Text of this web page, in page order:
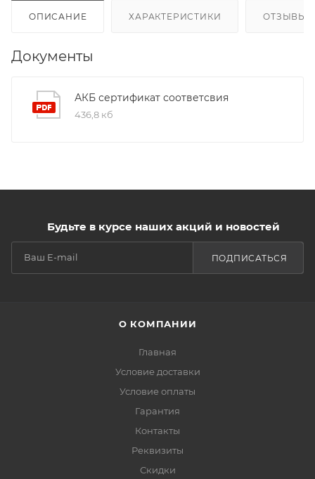
ОПИСАНИЕ ХАРАКТЕРИСТИКИ ОТЗЫВЫ
Документы
АКБ сертификат соответсвия
436,8 кб
Будьте в курсе наших акций и новостей
ПОДПИСАТЬСЯ
О КОМПАНИИ
Главная
Условие доставки
Условие оплаты
Гарантия
Контакты
Реквизиты
Скидки